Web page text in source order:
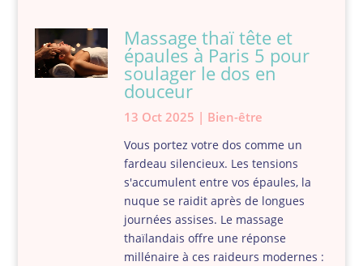
Massage thaï tête et
épaules à Paris 5 pour
soulager le dos en
douceur
13 Oct 2025 | Bien-être
Vous portez votre dos comme un
fardeau silencieux. Les tensions
s'accumulent entre vos épaules, la
nuque se raidit après de longues
journées assises. Le massage
thaïlandais offre une réponse
millénaire à ces raideurs modernes :